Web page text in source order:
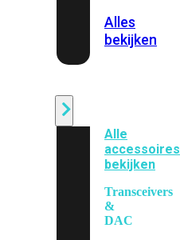
Alles
bekijken
Alle
accessoires
bekijken
Transceivers
&
DAC